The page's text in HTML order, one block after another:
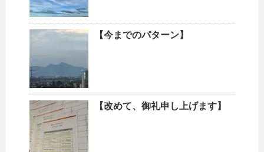
【今までのパターン】
【改めて、御礼申し上げます】